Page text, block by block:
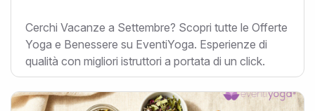
Cerchi Vacanze a Settembre? Scopri tutte le Offerte
Yoga e Benessere su EventiYoga. Esperienze di
qualità con migliori istruttori a portata di un click.